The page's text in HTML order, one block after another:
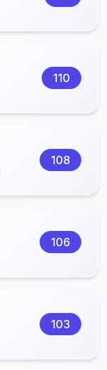
110
108
106
103